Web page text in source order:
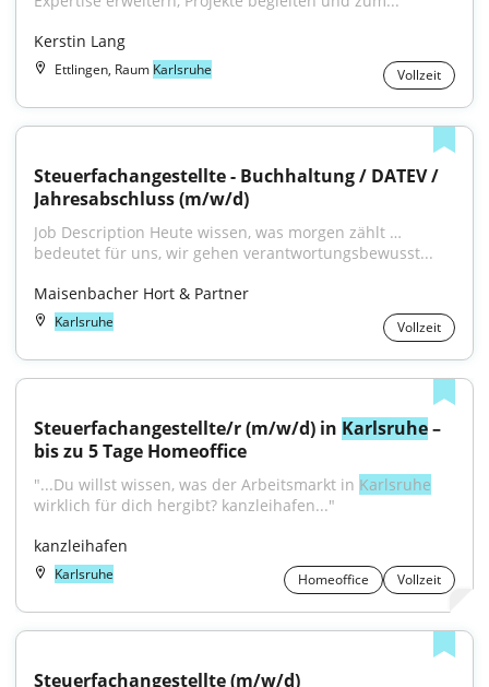
Kerstin Lang
Ettlingen, Raum Karlsruhe Vollzeit
Steuerfachangestellte - Buchhaltung / DATEV /
Jahresabschluss (m/w/d)
Job Description Heute wissen, was morgen zählt …
bedeutet für uns, wir gehen verantwortungsbewusst...
Maisenbacher Hort & Partner
Karlsruhe Vollzeit
Steuerfachangestellte/r (m/w/d) in Karlsruhe –
bis zu 5 Tage Homeoffice
"...Du willst wissen, was der Arbeitsmarkt in Karlsruhe
wirklich für dich hergibt? kanzleihafen..."
kanzleihafen
Karlsruhe Homeoffice Vollzeit
Steuerfachangestellte (m/w/d)